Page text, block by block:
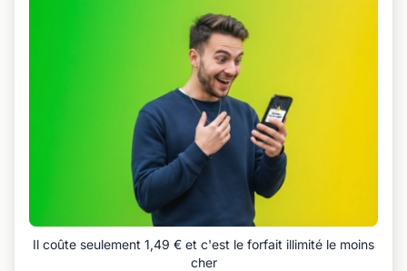
Il coûte seulement 1,49 € et c'est le forfait illimité le moins
cher